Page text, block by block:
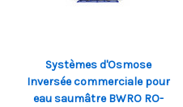
Systèmes d'Osmose
Inversée commerciale pour
eau saumâtre BWRO RO-